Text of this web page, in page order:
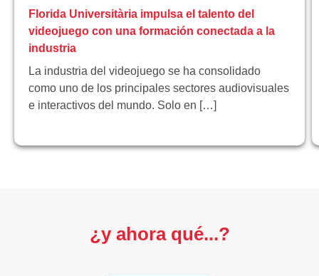
Florida Universitària impulsa el talento del
videojuego con una formación conectada a la
industria
La industria del videojuego se ha consolidado
como uno de los principales sectores audiovisuales
e interactivos del mundo. Solo en […]
¿y ahora qué...?